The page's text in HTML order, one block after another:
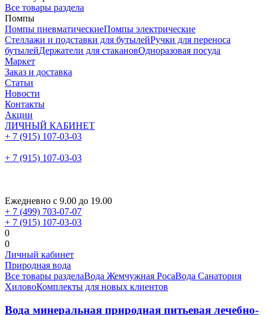
Все товары раздела
Помпы
Помпы пневматическиеПомпы электрические
Стеллажи и подставки для бутылейРучки для переноса
бутылейДержатели для стакановОдноразовая посуда
Маркет
Заказ и доставка
Статьи
Новости
Контакты
Акции
ЛИЧНЫЙ КАБИНЕТ
+ 7 (915) 107-03-03
+ 7 (915) 107-03-03
Ежедневно с 9.00 до 19.00
+ 7 (499) 703-07-07
+ 7 (915) 107-03-03
0
0
Личный кабинет
Природная вода
Все товары разделаВода Жемчужная РосаВода Санатория
ХиловоКомплекты для новых клиентов
Вода минеральная природная питьевая лечебно-